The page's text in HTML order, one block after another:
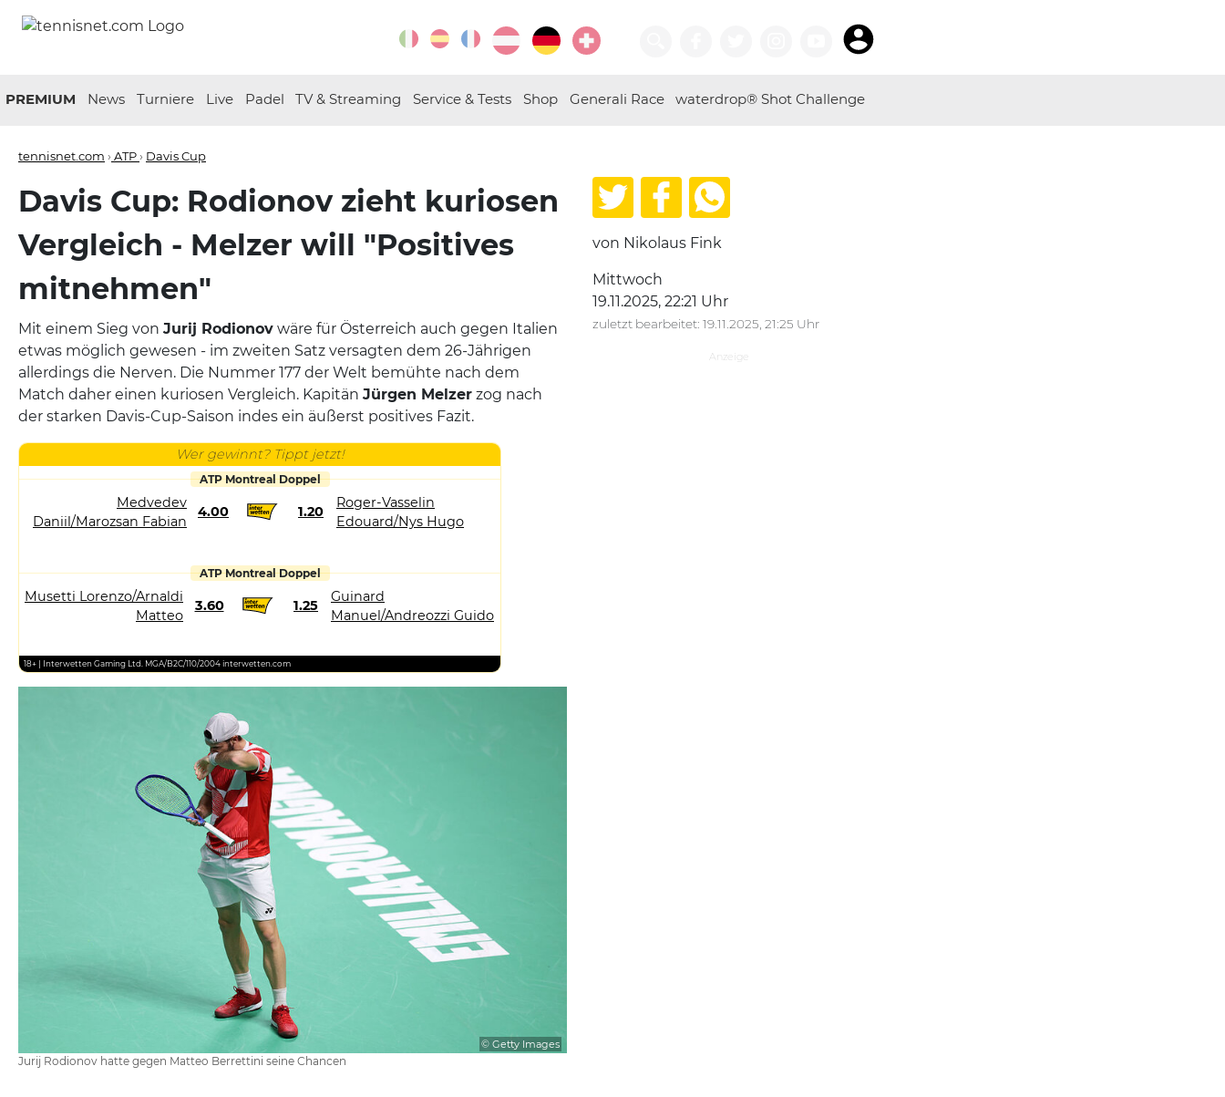
PREMIUM News Turniere Live Padel TV & Streaming Service & Tests Shop Generali Race waterdrop® Shot Challenge
tennisnet.com › ATP› Davis Cup
Davis Cup: Rodionov zieht kuriosen
Vergleich - Melzer will "Positives
mitnehmen"
Mit einem Sieg von Jurij Rodionov wäre für Österreich auch gegen Italien
etwas möglich gewesen - im zweiten Satz versagten dem 26-Jährigen
allerdings die Nerven. Die Nummer 177 der Welt bemühte nach dem
Match daher einen kuriosen Vergleich. Kapitän Jürgen Melzer zog nach
der starken Davis-Cup-Saison indes ein äußerst positives Fazit.
Wer gewinnt? Tippt jetzt!
ATP Montreal Doppel
Medvedev
Daniil/Marozsan Fabian
4.00 1.20
Roger-Vasselin
Edouard/Nys Hugo
ATP Montreal Doppel
Musetti Lorenzo/Arnaldi
Matteo
3.60 1.25
Guinard
Manuel/Andreozzi Guido
18+ | Interwetten Gaming Ltd. MGA/B2C/110/2004 interwetten.com
© Getty Images
Jurij Rodionov hatte gegen Matteo Berrettini seine Chancen
von Nikolaus Fink
Mittwoch
19.11.2025, 22:21 Uhr
zuletzt bearbeitet: 19.11.2025, 21:25 Uhr